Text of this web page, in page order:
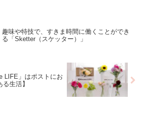
趣味や特技で、すきま時間に働くことができ
る「Sketter（スケッター）」
LIFE」はポストにお
生活】